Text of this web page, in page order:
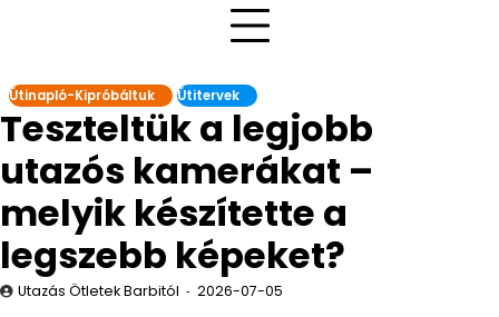
Útinapló-Kipróbáltuk Útitervek
Teszteltük a legjobb
utazós kamerákat –
melyik készítette a
legszebb képeket?
Utazás Ötletek Barbitól 2026-07-05